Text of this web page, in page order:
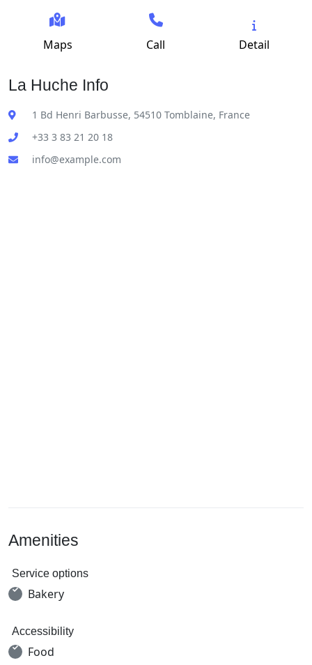
Maps Call Detail
La Huche Info
1 Bd Henri Barbusse, 54510 Tomblaine, France
+33 3 83 21 20 18
info@example.com
Amenities
Service options
Bakery
Accessibility
Food